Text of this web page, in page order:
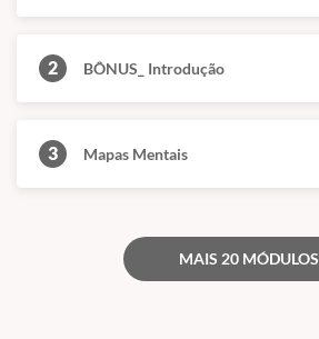
2 BÔNUS_ Introdução
3 Mapas Mentais
MAIS 20 MÓDULOS